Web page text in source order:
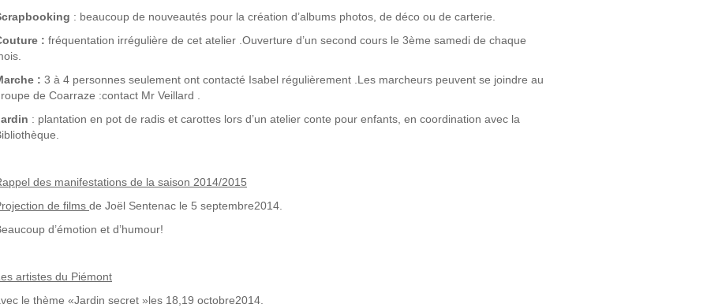
: beaucoup de nouveautés pour la création d’albums photos, de déco ou de carterie.
: fréquentation irrégulière de cet atelier .Ouverture d’un second cours le 3ème samedi de chaque
: 3 à 4 personnes seulement ont contacté Isabel régulièrement .Les marcheurs peuvent se joindre au
de Coarraze :contact Mr Veillard .
: plantation en pot de radis et carottes lors d’un atelier conte pour enfants, en coordination avec la
des manifestations de la saison 2014/2015
de films de Joël Sentenac le 5 septembre2014.
d’émotion et d’humour!
artistes du Piémont
le thème «Jardin secret »les 18,19 octobre2014.